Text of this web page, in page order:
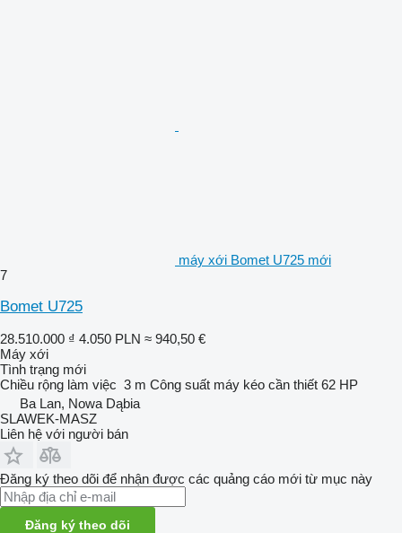
máy xới Bomet U725 mới
7
Bomet U725
28.510.000 ₫ 4.050 PLN ≈ 940,50 €
Máy xới
Tình trạng mới
Chiều rộng làm việc 3 m Công suất máy kéo cần thiết 62 HP
Ba Lan, Nowa Dąbia
SLAWEK-MASZ
Liên hệ với người bán
Đăng ký theo dõi để nhận được các quảng cáo mới từ mục này
Đăng ký theo dõi